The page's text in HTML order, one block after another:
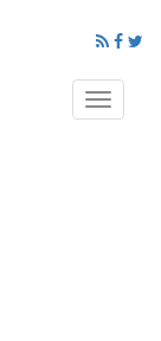
Toggle